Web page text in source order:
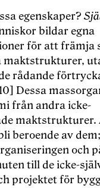
egenskaper?
bildar egna
för att främja
maktstrukturer,
rådande
Dessa
från andra icke-
maktstrukturer.
beroende av
och
till de icke-
projektet för